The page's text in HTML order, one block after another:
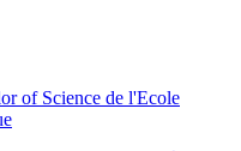
of Science de l'Ecole